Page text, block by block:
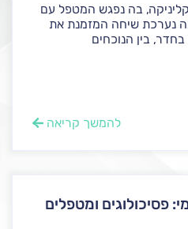
בה נפגש המטפל עם
נערכת שיחה המזמנת את
בין הנוכחים
להמשך קריאה
פסיכולוגים ומטפלים